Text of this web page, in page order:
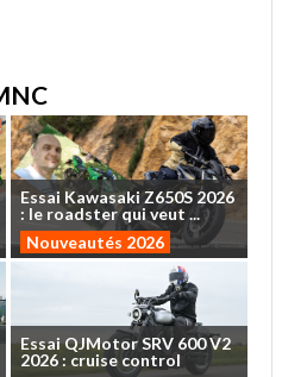
Essai Kawasaki Z650S 2026
: le roadsterquiveut ...
Nouveautés 2026
EssaiQJMotorSRV 600V2
2026 : cruise control